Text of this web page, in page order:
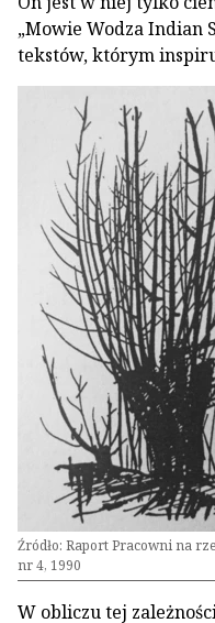
„Mowie Wodza Indian
tekstów, którym
Źródło: Raport Pracowni na
nr 4, 1990
W obliczu tej